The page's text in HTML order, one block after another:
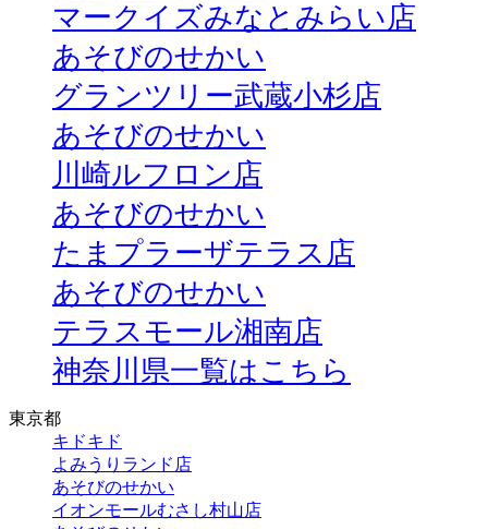
マークイズみなとみらい店
あそびのせかい
グランツリー武蔵小杉店
あそびのせかい
川崎ルフロン店
あそびのせかい
たまプラーザテラス店
あそびのせかい
テラスモール湘南店
神奈川県一覧はこちら
東京都
キドキド
よみうりランド店
あそびのせかい
イオンモールむさし村山店